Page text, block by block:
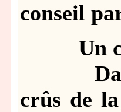
conseil
Un
Dans
crûs de